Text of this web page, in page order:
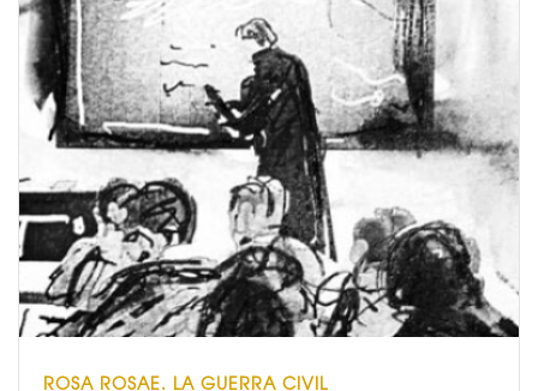
ROSA ROSAE. LA GUERRA CIVIL